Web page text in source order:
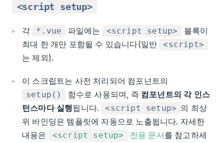
<script setup>
각 *.vue 파일에는 <script setup>
블록이
최대 한 개만 포함될 수 있습니다(일반
<script>
는 제외).
이 스크립트는 사전 처리되어 컴포넌트의
setup() 함수로 사용되며, 즉 컴포넌트의 각 인스
턴스마다 실행됩니다. <script setup> 의 최상
위 바인딩은 템플릿에 자동으로 노출됩니다. 자세한
내용은
<script setup> 전용 문서를 참고하세